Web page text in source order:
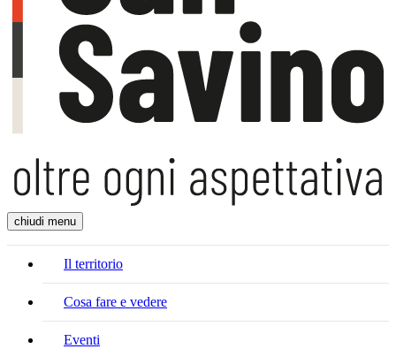
chiudi menu
Il territorio
Cosa fare e vedere
Eventi